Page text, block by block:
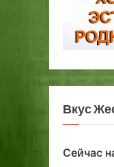
Вкус
Сейчас